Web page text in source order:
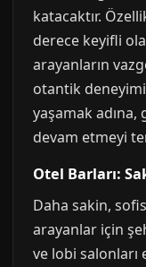
katacaktır.
derece keyifli
arayanların
otantik
yaşamak adına,
devam etmeyi
Otel Barları:
Daha sakin,
arayanlar için
ve lobi salonları